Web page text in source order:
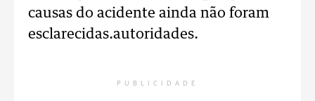
causas do acidente ainda não foram
esclarecidas.autoridades.
PUBLICIDADE